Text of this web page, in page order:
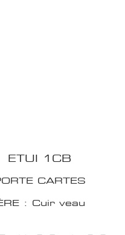
ETUI 1CB
CARTES
: Cuir veau